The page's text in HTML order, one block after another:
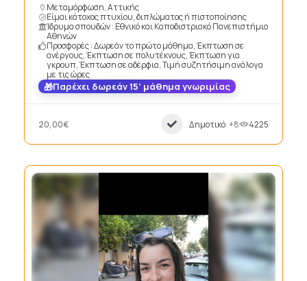
Μεταμόρφωση, Αττικής
Είμαι κάτοχος πτυχίου, διπλώματος ή πιστοποίησης
Ίδρυμα σπουδών : Εθνικό και Καποδιστριακό Πανεπιστήμιο
Αθηνών
Προσφορές : Δωρεάν το πρώτο μάθημα, Έκπτωση σε
ανέργους, Έκπτωση σε πολυτέκνους, Έκπτωση για
γκρουπ, Έκπτωση σε αδέρφια, Τιμή συζητήσιμη ανάλογα
με τις ώρες
Παρέχει δωρεάν 15’ μάθημα γνωριμίας
20,00€ Δημοτικό +8 4225